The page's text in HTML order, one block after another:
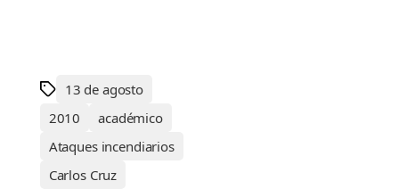
13 de agosto
2010
académico
Ataques incendiarios
Carlos Cruz